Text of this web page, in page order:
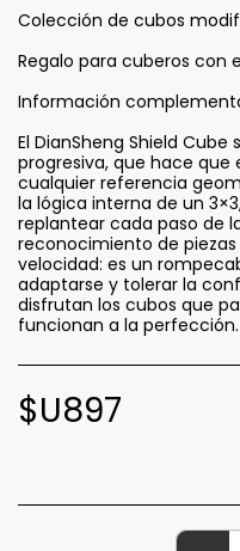
Colección de cubos
Regalo para cuberos con
Información
El DianSheng Shield
progresiva, que hace
cualquier referencia
la lógica interna de un
replantear cada paso de
reconocimiento de
velocidad: es un
adaptarse y tolerar la
disfrutan los cubos que
funcionan a la perfección.
$U897